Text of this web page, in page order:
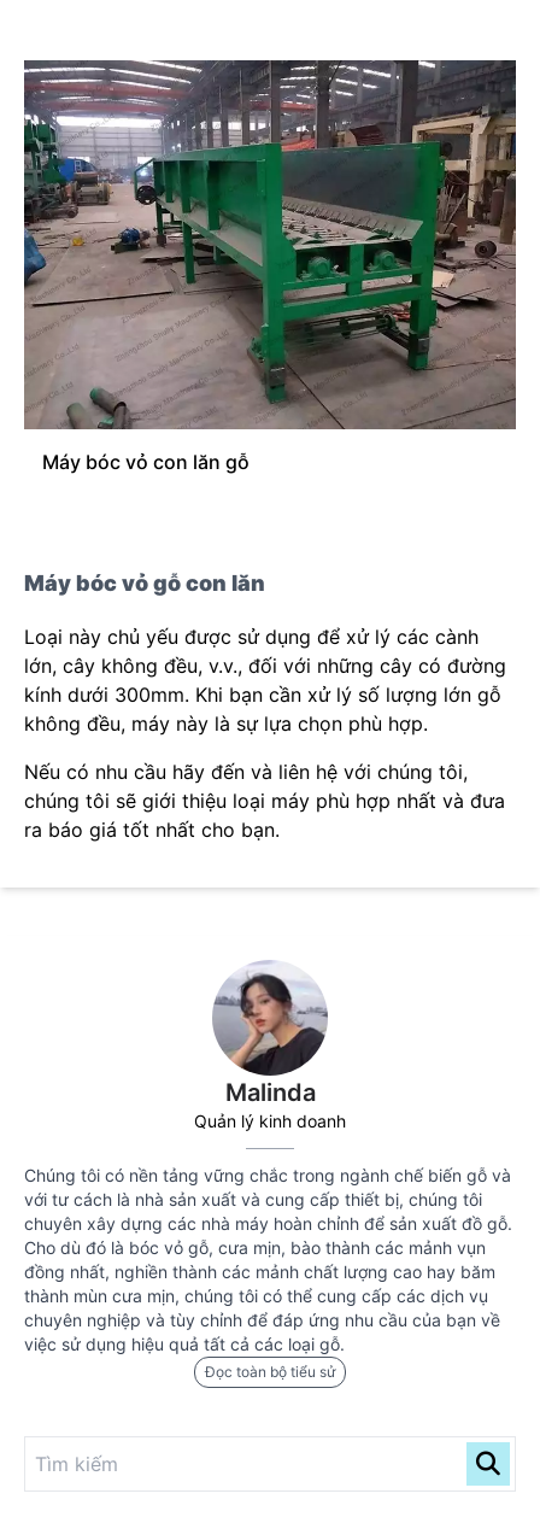
Malinda
Quản lý kinh doanh
Chúng tôi có nền tảng vững chắc trong ngành chế biến gỗ và
với tư cách là nhà sản xuất và cung cấp thiết bị, chúng tôi
chuyên xây dựng các nhà máy hoàn chỉnh để sản xuất đồ gỗ.
Cho dù đó là bóc vỏ gỗ, cưa mịn, bào thành các mảnh vụn
đồng nhất, nghiền thành các mảnh chất lượng cao hay băm
thành mùn cưa mịn, chúng tôi có thể cung cấp các dịch vụ
chuyên nghiệp và tùy chỉnh để đáp ứng nhu cầu của bạn về
việc sử dụng hiệu quả tất cả các loại gỗ.
Đọc toàn bộ tiểu sử
Máy bóc vỏ con lăn gỗ
Máy bóc vỏ gỗ con lăn
Loại này chủ yếu được sử dụng để xử lý các cành
lớn, cây không đều, v.v., đối với những cây có đường
kính dưới 300mm. Khi bạn cần xử lý số lượng lớn gỗ
không đều, máy này là sự lựa chọn phù hợp.
Nếu có nhu cầu hãy đến và liên hệ với chúng tôi,
chúng tôi sẽ giới thiệu loại máy phù hợp nhất và đưa
ra báo giá tốt nhất cho bạn.